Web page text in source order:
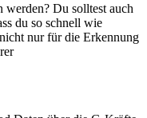
Du solltest auch
du so schnell wie
nur für die Erkennung